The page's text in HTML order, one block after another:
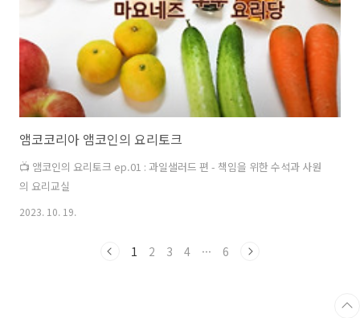
앰코코리아 앰코인의 요리토크
📺 앰코인의 요리토크 ep.01 : 과일샐러드 편 - 책임을 위한 수석과 사원
의 요리교실
2023. 10. 19.
1 2 3 4 ··· 6